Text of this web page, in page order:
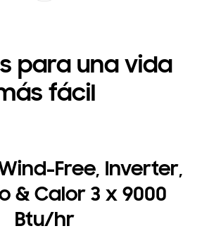
para una vida
fácil
Free, Inverter,
& Calor 3 x 9000
Btu/hr